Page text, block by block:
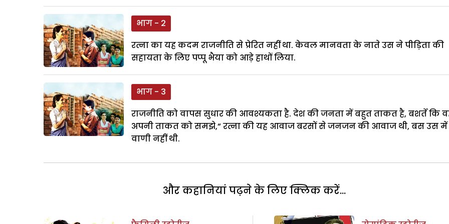
भाग - 2
रत्ना का यह कदम राजनीति से प्रेरित नहीं था. केवल मानवता के नाते उस ने पीड़िता की
सहायता के लिए पप्पू भैया को आड़े हाथों लिया.
भाग - 3
राजनीति को वापस सुधार की आवश्यकता है. देश की जनता में बहुत ताकत है, बशर्ते कि
अपनी ताकत को समझे,“ रत्ना की यह आवाज बरसों से जनजन की आवाज थी, बस उस में
वाणी नहीं थी.
और कहानियां पढ़ने के लिए क्लिक करें...